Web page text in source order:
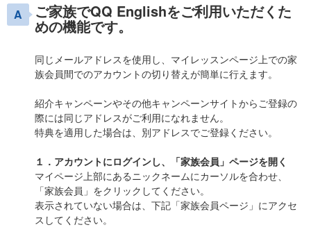
ご家族でQQ Englishをご利用いただくた
めの機能です。
同じメールアドレスを使用し、マイレッスンページ上での家
族会員間でのアカウントの切り替えが簡単に行えます。
紹介キャンペーンやその他キャンペーンサイトからご登録の
際には同じアドレスがご利用になれません。
特典を適用した場合は、別アドレスでご登録ください。
１．アカウントにログインし、「家族会員」ページを開く
マイページ上部にあるニックネームにカーソルを合わせ、
「家族会員」をクリックしてください。
表示されていない場合は、下記「家族会員ページ」にアクセ
スしてください。